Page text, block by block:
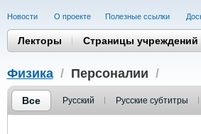
Новости О проекте Полезные cсылки
Лекторы Страницы учреждений
Физика/ Персоналии /
Все Русский Русские субтитры